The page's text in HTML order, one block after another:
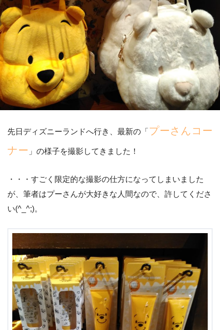
先日ディズニーランドへ行き、最新の「 プーさんコー
ナー 」の様子を撮影してきました！
・・・すごく限定的な撮影の仕方になってしまいました
が、筆者はプーさんが大好きな人間なので、許してくださ
い(^_^;)。